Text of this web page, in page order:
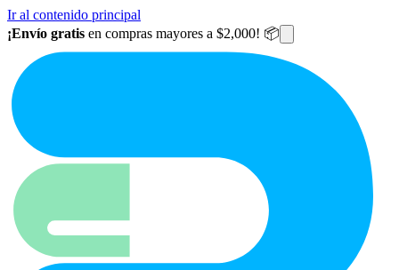
Ir al contenido principal
¡Envío gratis en compras mayores a $2,000! 📦